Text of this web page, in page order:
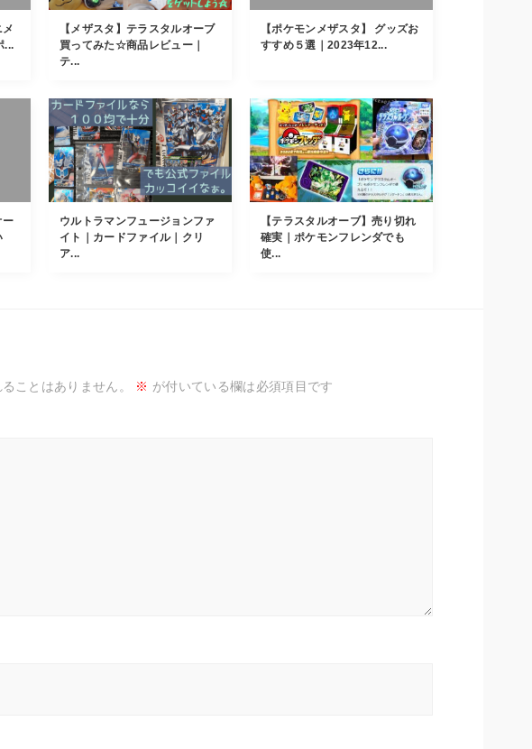
...
【メザスタ】テラスタルオーブ
買ってみた☆商品レビュー｜
テ...
【ポケモンメザスタ】 グッズお
すすめ５選｜2023年12...
ー
ウルトラマンフュージョンファ
イト｜カードファイル｜クリ
ア...
【テラスタルオーブ】売り切れ
確実｜ポケモンフレンダでも
使...
ことはありません。 ※ が付いている欄は必須項目です